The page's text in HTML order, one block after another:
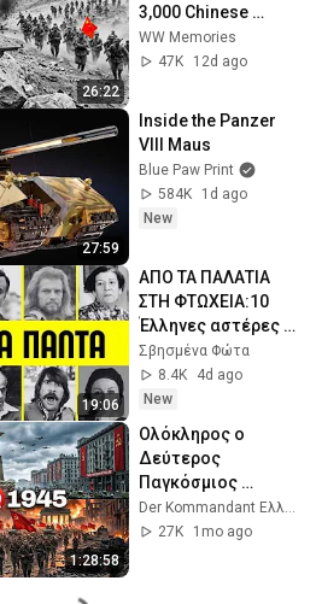
26:22
3,000 Chinese
Soldiers — Then
America Gave
WW Memories
47K
12d ago
27:59
Inside the Panzer
VIII Maus
Blue Paw Print
584K
1d ago
New
19:06
ΑΠΟ ΤΑ ΠΑΛΑΤΙΑ
ΣΤΗ ΦΤΩΧΕΙΑ:10
Έλληνες αστέρες
που έχασαν τα
πάντα και έζησαν
το τέλος στην
εξαθλίωση
Σβησμένα Φώτα
8.4K
4d ago
New
1:28:58
Ολόκληρος ο
Δεύτερος
Παγκόσμιος
Πόλεμος από την
Οπτική της ΕΣΣΔ |
27K
1mo ago